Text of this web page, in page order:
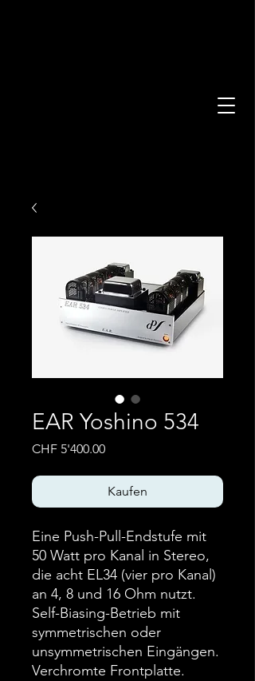
EAR Yoshino 534
CHF 5'400.00Preis
Kaufen
Eine Push-Pull-Endstufe mit
50 Watt pro Kanal in Stereo,
die acht EL34 (vier pro Kanal)
an 4, 8 und 16 Ohm nutzt.
Self-Biasing-Betrieb mit
symmetrischen oder
unsymmetrischen Eingängen.
Verchromte Frontplatte.